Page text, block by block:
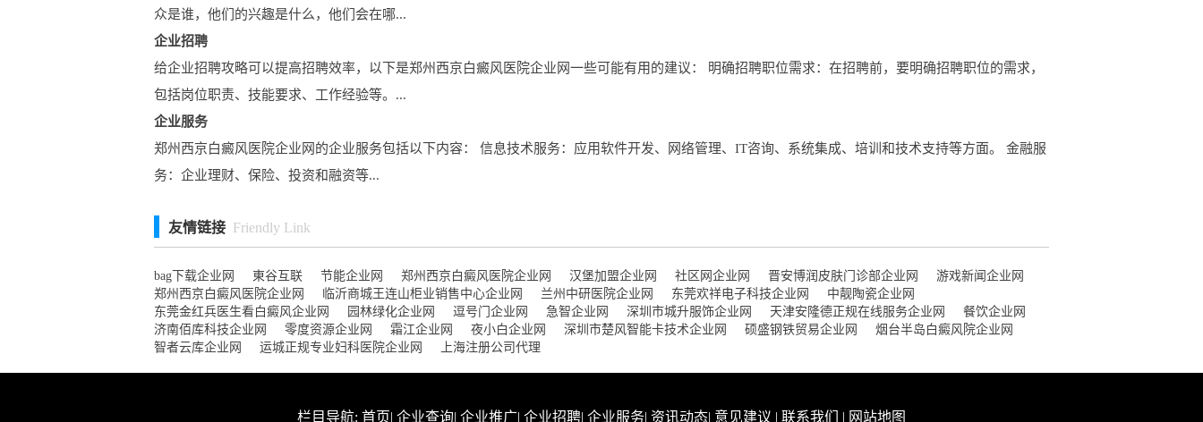
众是谁，他们的兴趣是什么，他们会在哪...
企业招聘
给企业招聘攻略可以提高招聘效率，以下是郑州西京白癜风医院企业网一些可能有用的建议： 明确招聘职位需求：在招聘前，要明确招聘职位的需求，
包括岗位职责、技能要求、工作经验等。...
企业服务
郑州西京白癜风医院企业网的企业服务包括以下内容： 信息技术服务：应用软件开发、网络管理、IT咨询、系统集成、培训和技术支持等方面。 金融服
务：企业理财、保险、投资和融资等...
友情链接 Friendly Link
bag下载企业网 東谷互联 节能企业网 郑州西京白癜风医院企业网 汉堡加盟企业网 社区网企业网 晋安博润皮肤门诊部企业网
游戏新闻企业网
郑州西京白癜风医院企业网
临沂商城王连山柜业销售中心企业网 兰州中研医院企业网 东莞欢祥电子科技企业网
中靓陶瓷企业网
东莞金红兵医生看白癜风企业网
园林绿化企业网 逗号门企业网 急智企业网 深圳市城升服饰企业网 天津安隆德正规在线服务企业网
餐饮企业网
济南佰库科技企业网
零度资源企业网 霜江企业网 夜小白企业网 深圳市楚风智能卡技术企业网 硕盛钢铁贸易企业网
烟台半岛白癜风院企业网
智者云库企业网
运城正规专业妇科医院企业网 上海注册公司代理
栏目导航: 首页| 企业查询| 企业推广| 企业招聘| 企业服务| 资讯动态| 意见建议 | 联系我们 | 网站地图